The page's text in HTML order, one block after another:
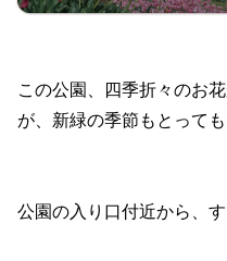
この公園、四季折々のお
が、新緑の季節もとっても
公園の入り口付近から、